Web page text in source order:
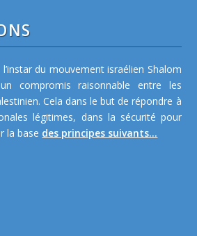
du mouvement israélien Shalom
compromis raisonnable entre les
Cela dans le but de répondre à
légitimes, dans la sécurité pour
la base des principes suivants...